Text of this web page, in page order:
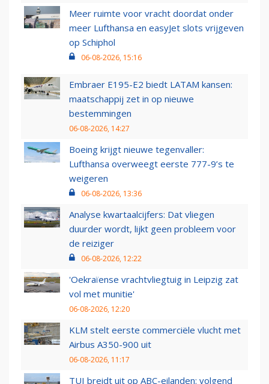
Meer ruimte voor vracht doordat onder
meer Lufthansa en easyJet slots vrijgeven
op Schiphol
06-08-2026, 15:16
Embraer E195-E2 biedt LATAM kansen:
maatschappij zet in op nieuwe
bestemmingen
06-08-2026, 14:27
Boeing krijgt nieuwe tegenvaller:
Lufthansa overweegt eerste 777-9’s te
weigeren
06-08-2026, 13:36
Analyse kwartaalcijfers: Dat vliegen
duurder wordt, lijkt geen probleem voor
de reiziger
06-08-2026, 12:22
'Oekraïense vrachtvliegtuig in Leipzig zat
vol met munitie'
06-08-2026, 12:20
KLM stelt eerste commerciële vlucht met
Airbus A350-900 uit
06-08-2026, 11:17
TUI breidt uit op ABC-eilanden: volgend